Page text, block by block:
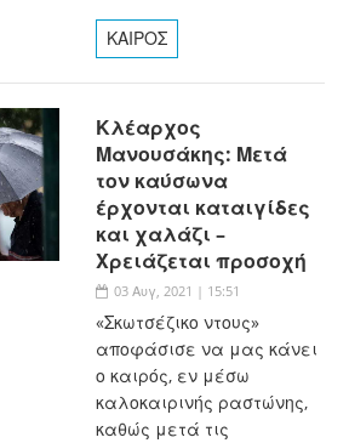
ΚΑΙΡΟΣ
Κλέαρχος
Μανουσάκης: Μετά
τον καύσωνα
έρχονται καταιγίδες
και χαλάζι –
Χρειάζεται προσοχή
03 Αυγ, 2021 | 15:51
«Σκωτσέζικο ντους»
αποφάσισε να μας κάνει
ο καιρός, εν μέσω
καλοκαιρινής ραστώνης,
καθώς μετά τις